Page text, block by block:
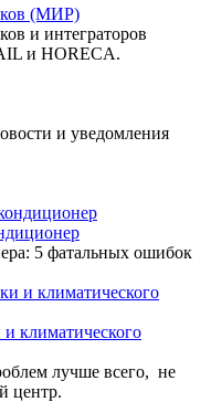
(МИР)
и интеграторов
и HORECA.
и уведомления
5 фатальных ошибок
климатического
лучше всего, не
центр.